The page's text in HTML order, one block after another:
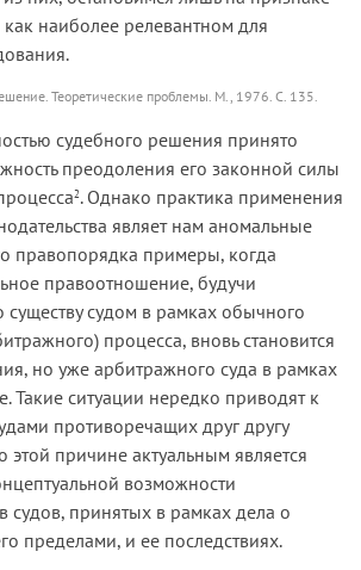
как наиболее релевантном для
Теоретические проблемы. М., 1976. С. 135.
судебного решения принято
преодоления его законной силы
2. Однако практика применения
являет нам аномальные
правопорядка примеры, когда
правоотношение, будучи
судом в рамках обычного
процесса, вновь становится
но уже арбитражного суда в рамках
Такие ситуации нередко приводят к
противоречащих друг другу
этой причине актуальным является
возможности
судов, принятых в рамках дела о
пределами, и ее последствиях.